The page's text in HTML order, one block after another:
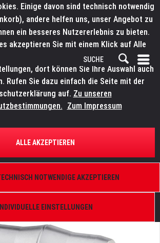
TRAVERSEN
Koni-Verbinder
Einige davon sind technisch notwendig
andere helfen uns, unser Angebot zu
ein besseres Nutzererlebnis zu bieten.
akzeptieren Sie mit einem Klick auf Alle
Informationen finden Sie in den
dort können Sie Ihre Auswahl auch
Rufen Sie dazu einfach die Seite mit der
auf. Zu unseren
Zum Impressum
INDIVIDUELLE EINSTELLUNGEN
NOTWENDIGE AKZEPTIEREN
ALLE AKZEPTIEREN